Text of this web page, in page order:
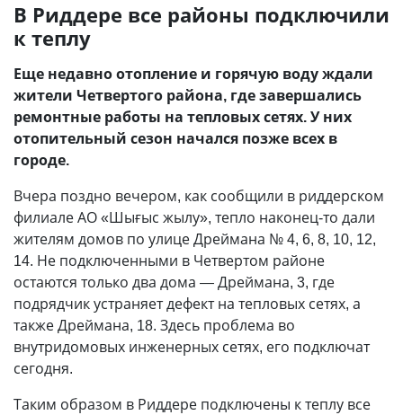
В Риддере все районы подключили
к теплу
Еще недавно отопление и горячую воду ждали
жители Четвертого района, где завершались
ремонтные работы на тепловых сетях. У них
отопительный сезон начался позже всех в
городе.
Вчера поздно вечером, как сообщили в риддерском
филиале АО «Шығыс жылу», тепло наконец-то дали
жителям домов по улице Дреймана № 4, 6, 8, 10, 12,
14. Не подключенными в Четвертом районе
остаются только два дома — Дреймана, 3, где
подрядчик устраняет дефект на тепловых сетях, а
также Дреймана, 18. Здесь проблема во
внутридомовых инженерных сетях, его подключат
сегодня.
Таким образом в Риддере подключены к теплу все